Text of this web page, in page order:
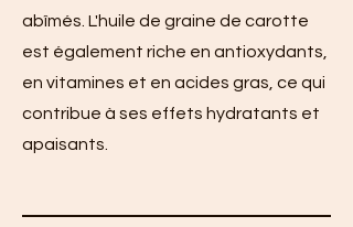
abîmés. L'huile de graine de carotte
est également riche en antioxydants,
en vitamines et en acides gras, ce qui
contribue à ses effets hydratants et
apaisants.